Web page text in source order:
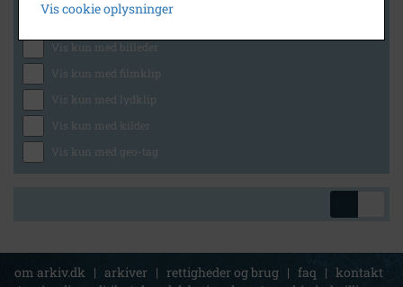
Generelt
Vis kun med billeder
Vis kun med filmklip
Vis kun med lydklip
Vis kun med kilder
Vis kun med geo-tag
om arkiv.dk | arkiver | rettigheder og brug | faq | kontakt
Vis cookie oplysninger